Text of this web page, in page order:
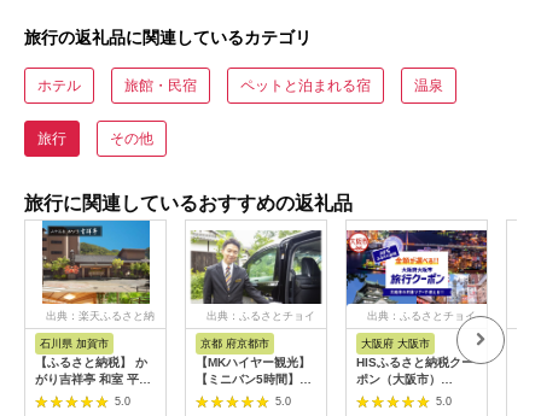
旅行の返礼品に関連しているカテゴリ
ホテル 旅館・民宿 ペットと泊まれる宿 温泉
旅行 その他
旅行に関連しているおすすめの返礼品
出典：楽天ふるさと納
石川県 加賀市
【ふるさと納税】 か
がり吉祥亭 和室 平日
限定 ペア宿泊券 1泊2
食付 2名 ペア 食事付
5.0
出典：ふるさとチョイ
京都 府京都市
【MKハイヤー観光】
【ミニバン5時間】ド
ライバーとめぐるとっ
ておきの京都観光（3
5.0
出典：ふるさとチョイ
大阪府 大阪市
HISふるさと納税クー
ポン（大阪市）
30,000円分_OS039-
5.0